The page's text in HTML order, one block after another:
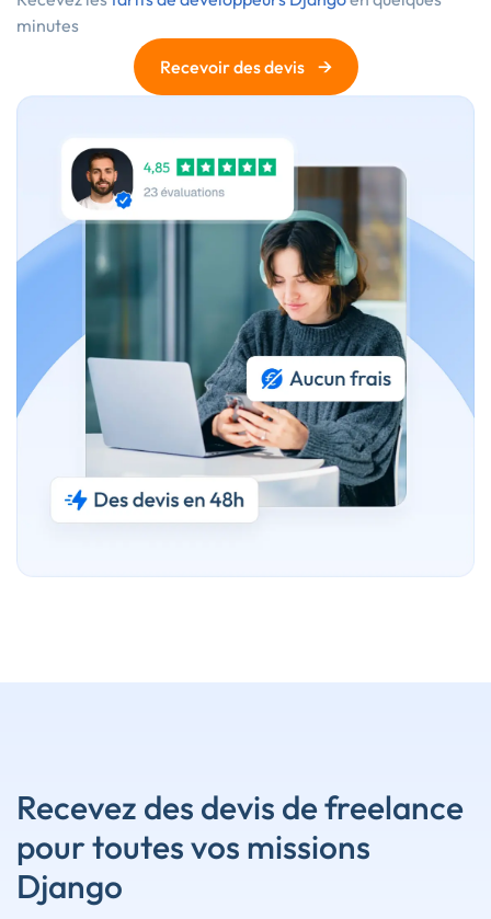
minutes
Recevoir des devis
→
Recevez des devis de freelance
pour toutes vos missions
Django